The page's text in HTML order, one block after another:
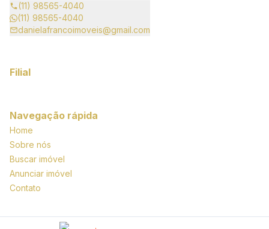
(11) 98565-4040
(11) 98565-4040
danielafrancoimoveis@gmail.com
Filial
Navegação rápida
Home
Sobre nós
Buscar imóvel
Anunciar imóvel
Contato